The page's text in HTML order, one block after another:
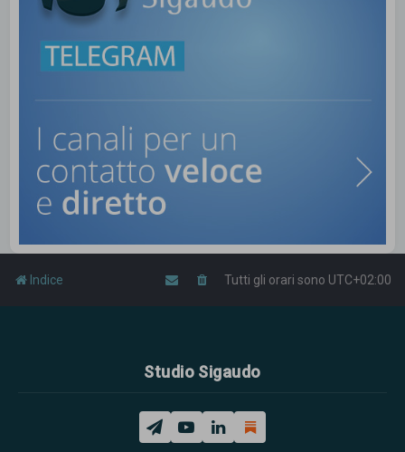
Indice Tutti gli orari sono UTC+02:00
Studio Sigaudo